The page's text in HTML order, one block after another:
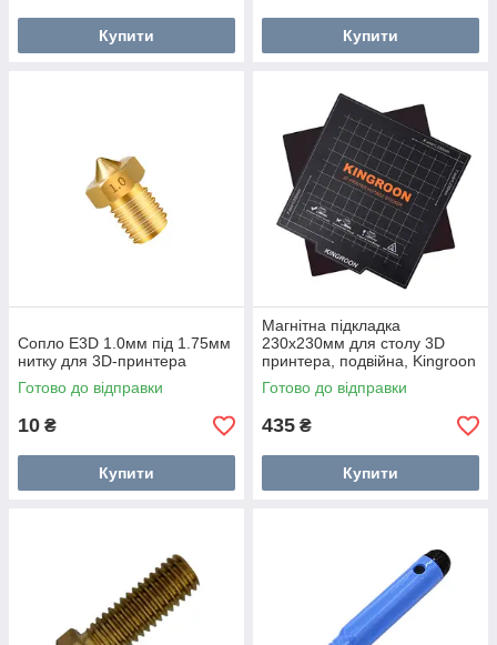
Купити Купити
Сопло E3D 1.0мм під 1.75мм
нитку для 3D-принтера
Готово до відправки
10 ₴
Купити
Магнітна підкладка
230x230мм для столу 3D
принтера, подвійна, Kingroon
Готово до відправки
435 ₴
Купити